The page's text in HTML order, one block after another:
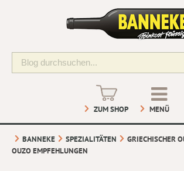
ZUM SHOP MENÜ
BANNEKE SPEZIALITÄTEN
GRIECHISCHER
OUZO EMPFEHLUNGEN